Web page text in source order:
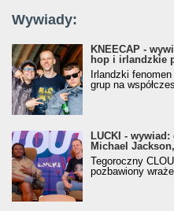
Wywiady:
KNEECAP -
hop i irlandzkie
Irlandzki
grup na
LUCKI -
Michael
Tegoroczny
pozbawiony